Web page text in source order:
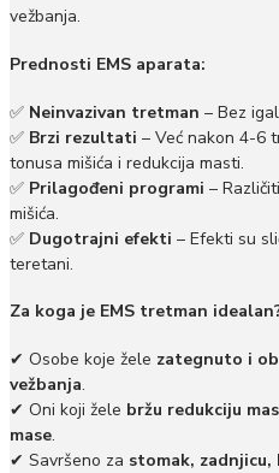
vežbanja.
Prednosti EMS aparata:
✅ Neinvazivan tretman – Bez
✅ Brzi rezultati – Već nakon 4-6
tonusa mišića i redukcija masti.
✅ Prilagođeni programi –
mišića.
✅ Dugotrajni efekti – Efekti su
teretani.
Za koga je EMS tretman
✔ Osobe koje žele zategnuto i
vežbanja.
✔ Oni koji žele bržu redukciju
mase.
✔ Savršeno za stomak,